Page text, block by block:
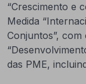
“Crescimento e
Medida
Conjuntos”,
das PME,